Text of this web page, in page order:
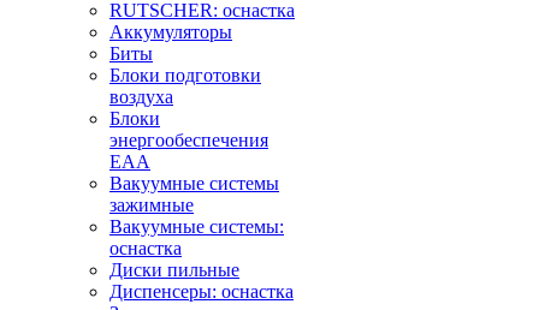
RUTSCHER: оснастка
Аккумуляторы
Биты
Блоки подготовки
воздуха
Блоки
энергообеспечения
EAA
Вакуумные системы
зажимные
Вакуумные системы:
оснастка
Диски пильные
Диспенсеры: оснастка